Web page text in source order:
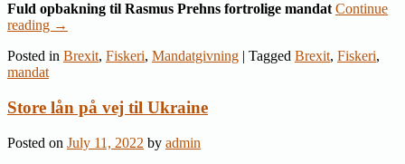
Fuld opbakning til Rasmus Prehns fortrolige mandat Continue
reading →
Posted in Brexit, Fiskeri, Mandatgivning | Tagged Brexit, Fiskeri,
mandat
Store lån på vej til Ukraine
Posted on July 11, 2022 by admin